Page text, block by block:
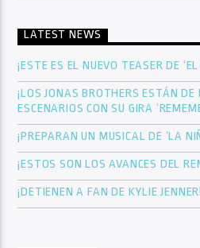
LATEST NEWS
¡ESTE ES EL NUEVO TEASER DE
¡LOS JONAS BROTHERS ESTÁN DE
ESCENARIOS CON SU GIRA
¡PREPARAN UN MUSICAL DE ‘LA
¡ESTOS SON LOS AVANCES DEL
¡DETIENEN A FAN DE KYLIE JENNER!